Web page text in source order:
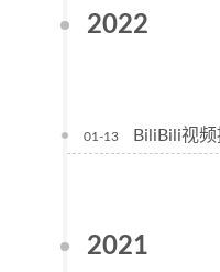
2022
01-13 BiliBili视
2021